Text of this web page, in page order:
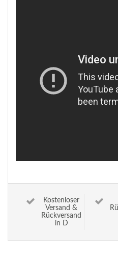
Kostenloser
Versand &
Rückversand
in D